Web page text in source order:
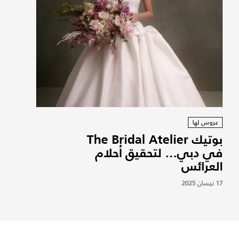
عروس لها
بوتيك The Bridal Atelier
في دبي... لتحقيق أحلام
العرائس
17 نيسان 2025